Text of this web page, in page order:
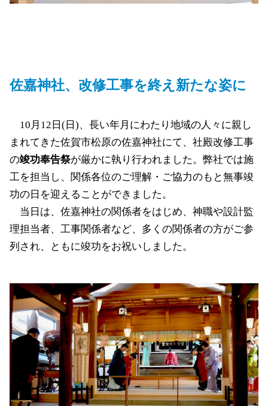
佐嘉神社、改修工事を終え新たな姿に
10月12日(日)、長い年月にわたり地域の人々に親し
まれてきた佐賀市松原の佐嘉神社にて、社殿改修工事
の竣功奉告祭が厳かに執り行われました。弊社では施
工を担当し、関係各位のご理解・ご協力のもと無事竣
功の日を迎えることができました。
当日は、佐嘉神社の関係者をはじめ、神職や設計監
理担当者、工事関係者など、多くの関係者の方がご参
列され、ともに竣功をお祝いしました。